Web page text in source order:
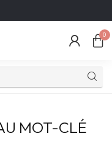
0
MOT-CLÉ